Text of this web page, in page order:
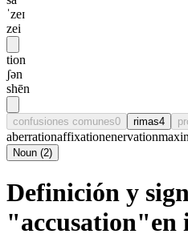
ˈzeɪ
zei
tion
ʃən
shēn
confusiones comunes0 rimas4
aberrationaffixationenervation
Noun (2)
Definición y
"accusation"en